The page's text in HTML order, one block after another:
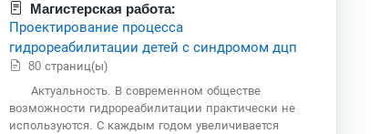
Магистерская работа:
Проектирование процесса
гидрореабилитации детей с синдромом дцп
80 страниц(ы)
Актуальность. В современном обществе
возможности гидрореабилитации практически не
используются. С каждым годом увеличивается